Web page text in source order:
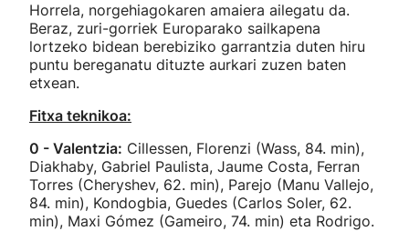
Horrela, norgehiagokaren amaiera ailegatu da.
Beraz, zuri-gorriek Europarako sailkapena
lortzeko bidean berebiziko garrantzia duten hiru
puntu bereganatu dituzte aurkari zuzen baten
etxean.
Fitxa teknikoa:
0 - Valentzia: Cillessen, Florenzi (Wass, 84. min),
Diakhaby, Gabriel Paulista, Jaume Costa, Ferran
Torres (Cheryshev, 62. min), Parejo (Manu Vallejo,
84. min), Kondogbia, Guedes (Carlos Soler, 62.
min), Maxi Gómez (Gameiro, 74. min) eta Rodrigo.